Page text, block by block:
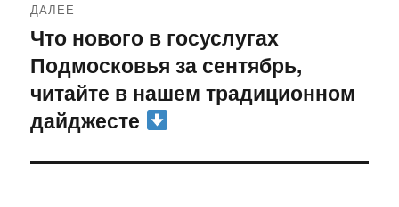
ДАЛЕЕ
Следующая
запись:
Что нового в госуслугах
Подмосковья за сентябрь,
читайте в нашем традиционном
дайджесте